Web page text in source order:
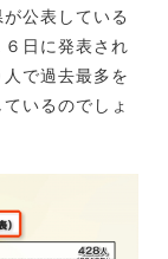
公表している
日に発表され
で過去最多を
いるのでしょ